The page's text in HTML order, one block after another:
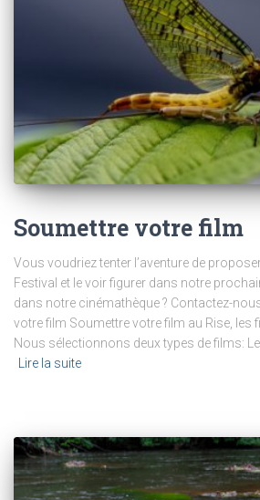
Soumettre votre film
Vous voudriez tenter l’aventure de
Festival et le voir figurer dans notre
dans notre cinémathèque ? Contactez-
votre film Soumettre votre film au Rise, les
Nous sélectionnons deux types de films:
Lire la suite